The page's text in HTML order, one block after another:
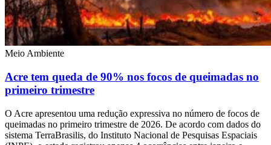
Meio Ambiente
Acre tem queda de 90% nos focos de queimadas no
primeiro trimestre
O Acre apresentou uma redução expressiva no número de focos de
queimadas no primeiro trimestre de 2026. De acordo com dados do
sistema TerraBrasilis, do Instituto Nacional de Pesquisas Espaciais